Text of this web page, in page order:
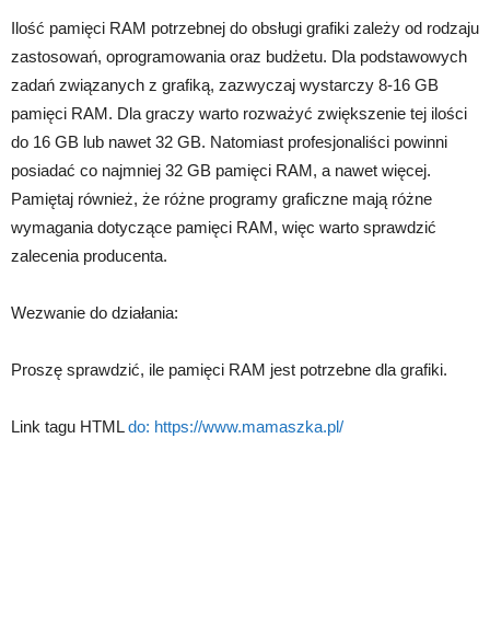
Ilość pamięci RAM potrzebnej do obsługi grafiki zależy od rodzaju
zastosowań, oprogramowania oraz budżetu. Dla podstawowych
zadań związanych z grafiką, zazwyczaj wystarczy 8-16 GB
pamięci RAM. Dla graczy warto rozważyć zwiększenie tej ilości
do 16 GB lub nawet 32 GB. Natomiast profesjonaliści powinni
posiadać co najmniej 32 GB pamięci RAM, a nawet więcej.
Pamiętaj również, że różne programy graficzne mają różne
wymagania dotyczące pamięci RAM, więc warto sprawdzić
zalecenia producenta.
Wezwanie do działania:
Proszę sprawdzić, ile pamięci RAM jest potrzebne dla grafiki.
Link tagu HTMLdo: https://www.mamaszka.pl/